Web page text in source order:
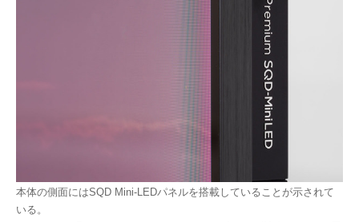
本体の側面にはSQD Mini-LEDパネルを搭載していることが示されて
いる。